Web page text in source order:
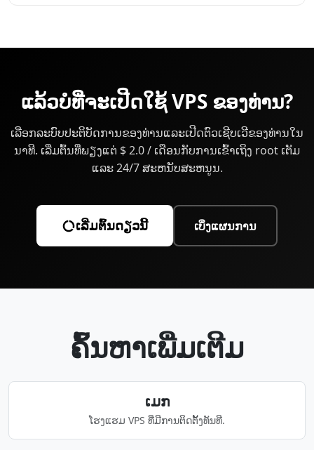
ໄວຂຶ້ນແລະໃຊ້ຄວາມ ຈຳ ຕ່ ຳ ລົງ.
ມີການຄວບຄຸມເຕັມທີ່ເພື່ອຕິດຕັ້ງແພລະຕະຟອມ, ປັບແຕ່ງການ
ເຂົ້າເຖິງ SSH ແມ່ນໄດ້ສະ ໜອງ ທັນທີຫຼັງຈາກການຈັດຕັ້ງ
ປະຕິບັດ.
ແລ້ວ​ບໍ​ທີ່​ຈະ​ເປີດ​ໃຊ້​ VPS ຂອງທ່ານ?
ເລືອກລະບົບປະຕິບັດການຂອງທ່ານແລະເປີດຕົວເຊີບເວີຂອງທ່ານໃນ
ນາທີ. ເລີ່ມຕົ້ນທີ່ພຽງແຕ່ $ 2.0 / ເດືອນກັບການເຂົ້າເຖິງ root ເຕັມ
ແລະ 24/7 ສະຫນັບສະຫນູນ.
ເລີ່ມ​ຕົ້ນ​ດຽວ​ນີ້ ເບິ່ງແຜນການ
ຄົ້ນຫາ​ເພີ່ມເຕີມ
​ເມກ
ໂຮງແຮມ VPS ທີ່ມີການຕິດຕັ້ງທັນທີ.